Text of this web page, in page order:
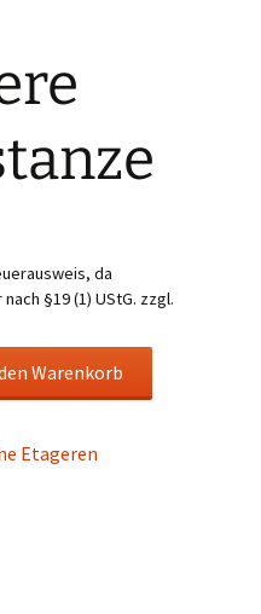
da
§19 (1) UStG. zzgl.
Warenkorb
Etageren